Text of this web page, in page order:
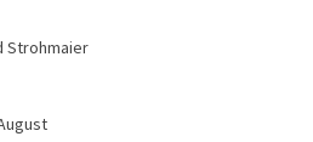
Strohmaier
alles neu!
Hohloch